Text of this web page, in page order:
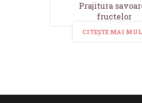
Prajitura
fructelor
CITEȘTE MAI